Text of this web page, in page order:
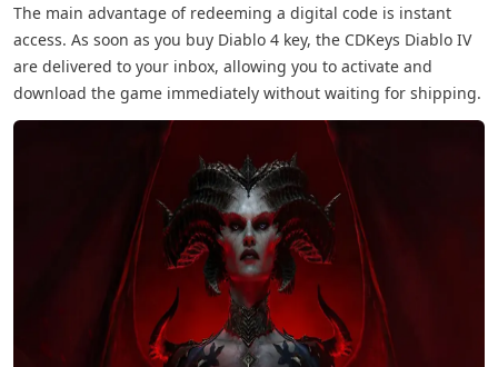
The main advantage of redeeming a digital code is instant
access. As soon as you buy Diablo 4 key, the CDKeys Diablo IV
are delivered to your inbox, allowing you to activate and
download the game immediately without waiting for shipping.